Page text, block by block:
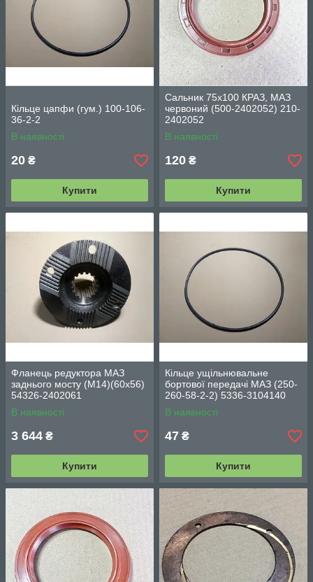
Кільце цапфи (гум.) 100-106-
36-2-2
В наявності
20 ₴
Купити
Сальник 75х100 КРАЗ, МАЗ
червоний (500-2402052) 210-
2402052
В наявності
120 ₴
Купити
Фланець редуктора МАЗ
заднього мосту (М14)(60х56)
54326-2402061
В наявності
3 644 ₴
Купити
Кільце ущільнювальне
бортової передачі МАЗ (250-
260-58-2-2) 5336-3104140
В наявності
47 ₴
Купити